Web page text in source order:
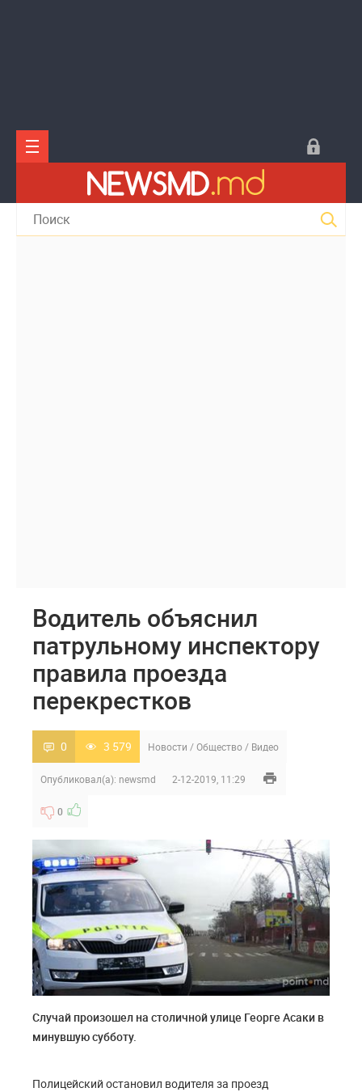
Водитель объяснил
патрульному инспектору
правила проезда
перекрестков
0 3 579 Новости /Общество / Видео
Опубликовал(а): newsmd 2-12-2019, 11:29
0
Случай произошел на столичной улице Георге Асаки в
минувшую субботу.
Полицейский остановил водителя за проезд